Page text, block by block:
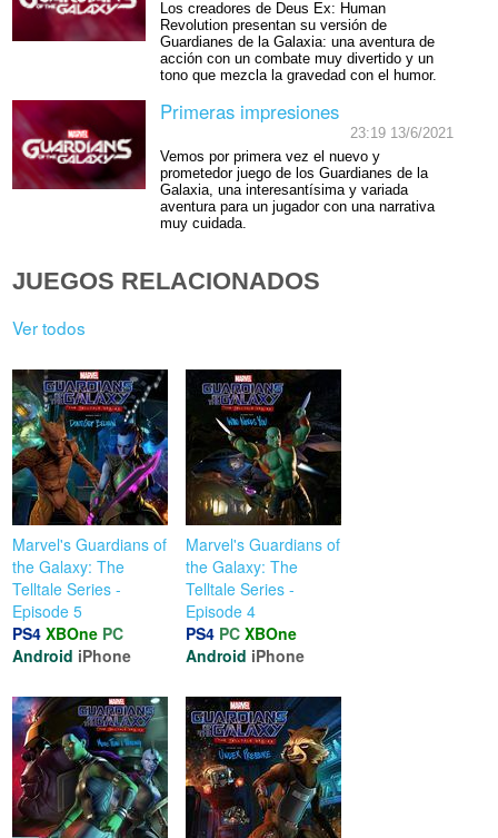
Los creadores de Deus Ex: Human
Revolution presentan su versión de
Guardianes de la Galaxia: una aventura de
acción con un combate muy divertido y un
tono que mezcla la gravedad con el humor.
Primeras impresiones
23:19 13/6/2021
Vemos por primera vez el nuevo y
prometedor juego de los Guardianes de la
Galaxia, una interesantísima y variada
aventura para un jugador con una narrativa
muy cuidada.
JUEGOS RELACIONADOS
Ver todos
Marvel's Guardians of
the Galaxy: The
Telltale Series -
Episode 5
PS4 XBOne PC
Android iPhone
Marvel's Guardians of
the Galaxy: The
Telltale Series -
Episode 4
PS4 PC XBOne
Android iPhone